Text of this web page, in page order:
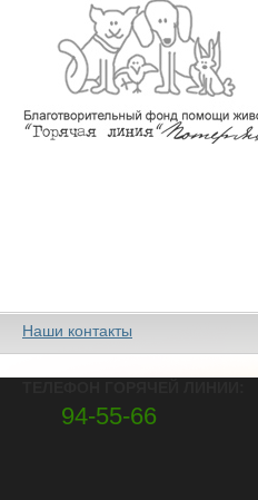
Наши контакты
94-55-66